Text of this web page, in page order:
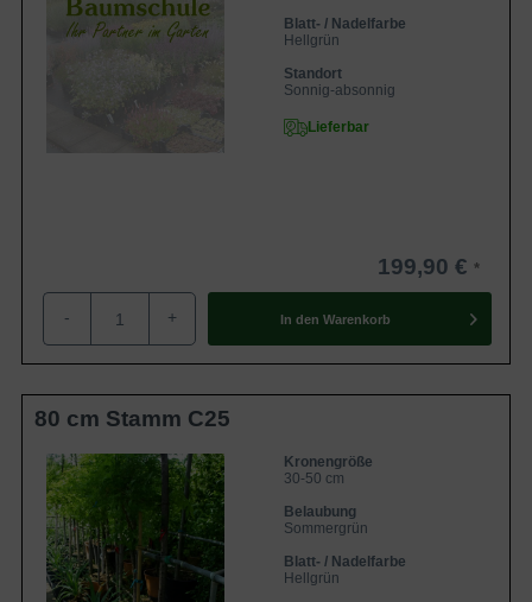
Blatt- / Nadelfarbe
Hellgrün
Standort
Sonnig-absonnig
Lieferbar
199,90 €
- + In den Warenkorb
80 cm Stamm C25
Kronengröße
30-50 cm
Belaubung
Sommergrün
Blatt- / Nadelfarbe
Hellgrün